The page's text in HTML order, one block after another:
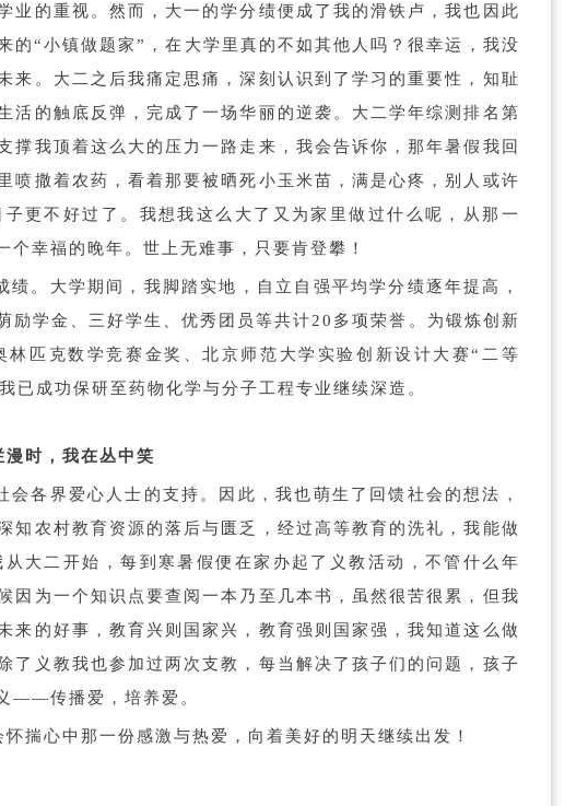
业的重视。然而，大一的学分绩便成了我的滑铁卢，我也因此
的“小镇做题家”，在大学里真的不如其他人吗？很幸运，我没
来。大二之后我痛定思痛，深刻认识到了学习的重要性，知耻
活的触底反弹，完成了一场华丽的逆袭。大二学年综测排名第
我顶着这么大的压力一路走来，我会告诉你，那年暑假我回
喷撒着农药，看着那要被晒死小玉米苗，满是心疼，别人或许
更不好过了。我想我这么大了又为家里做过什么呢，从那一
幸福的晚年。世上无难事，只要肯登攀！
。大学期间，我脚踏实地，自立自强平均学分绩逐年提高，
学金、三好学生、优秀团员等共计20多项荣誉。为锻炼创新
匹克数学竞赛金奖、北京师范大学实验创新设计大赛“二等
已成功保研至药物化学与分子工程专业继续深造。
漫时，我在丛中笑
各界爱心人士的支持。因此，我也萌生了回馈社会的想法，
知农村教育资源的落后与匮乏，经过高等教育的洗礼，我能做
大二开始，每到寒暑假便在家办起了义教活动，不管什么年
因为一个知识点要查阅一本乃至几本书，虽然很苦很累，但我
来的好事，教育兴则国家兴，教育强则国家强，我知道这么做
了义教我也参加过两次支教，每当解决了孩子们的问题，孩子
——传播爱，培养爱。
揣心中那一份感激与热爱，向着美好的明天继续出发！